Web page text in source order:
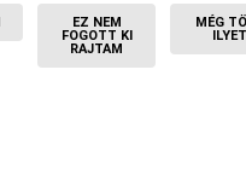
EZ NEM
FOGOTT KI
RAJTAM
MÉG
ILYET